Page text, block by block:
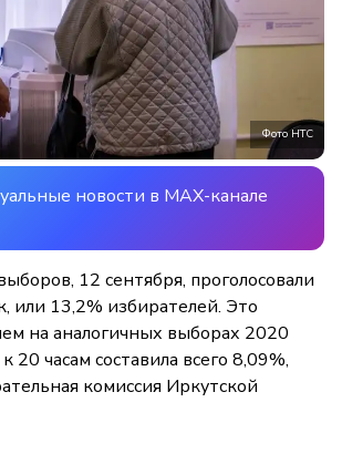
Фото НТС
новости в MAX-канале
12 сентября, проголосовали
или 13,2% избирателей. Это
на аналогичных выборах 2020
20 часам составила всего 8,09%,
комиссия Иркутской